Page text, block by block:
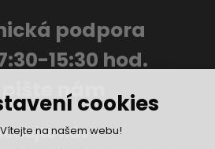
cookies
Vítejte na našem webu!
podpora
15:30 hod.
nám
Sledujte nás